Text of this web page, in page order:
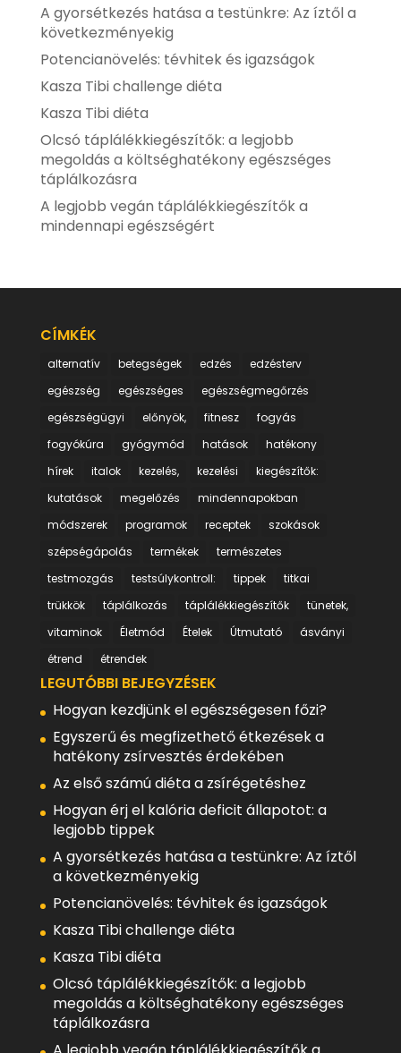
A gyorsétkezés hatása a testünkre: Az íztől a
következményekig
Potencianövelés: tévhitek és igazságok
Kasza Tibi challenge diéta
Kasza Tibi diéta
Olcsó táplálékkiegészítők: a legjobb
megoldás a költséghatékony egészséges
táplálkozásra
A legjobb vegán táplálékkiegészítők a
mindennapi egészségért
CÍMKÉK
alternatív betegségek edzés
edzésterv
egészség
egészséges
egészségmegőrzés
egészségügyi
előnyök, fitnesz
fogyás
fogyókúra
gyógymód hatások
hatékony
hírek
italok kezelés, kezelési
kiegészítők:
kutatások
megelőzés
mindennapokban
módszerek
programok receptek
szokások
szépségápolás
termékek
természetes
testmozgás
testsúlykontroll: tippek
titkai
trükkök
táplálkozás táplálékkiegészítők
tünetek,
vitaminok
Életmód Ételek Útmutató
ásványi
étrend
étrendek
LEGUTÓBBI BEJEGYZÉSEK
Hogyan kezdjünk el egészségesen főzi?
Egyszerű és megfizethető étkezések a
hatékony zsírvesztés érdekében
Az első számú diéta a zsírégetéshez
Hogyan érj el kalória deficit állapotot: a
legjobb tippek
A gyorsétkezés hatása a testünkre: Az íztől
a következményekig
Potencianövelés: tévhitek és igazságok
Kasza Tibi challenge diéta
Kasza Tibi diéta
Olcsó táplálékkiegészítők: a legjobb
megoldás a költséghatékony egészséges
táplálkozásra